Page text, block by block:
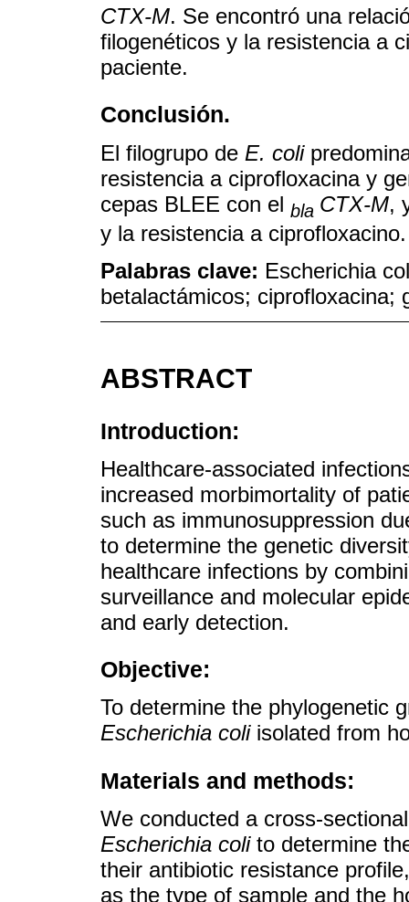
CTX-M. Se encontró una
filogenéticos y la resistencia a
paciente.
Conclusión.
El filogrupo de E. coli
resistencia a ciprofloxacina y
cepas BLEE con el bla CTX-M,
y la resistencia a ciprofloxacino.
Palabras clave: Escherichia
betalactámicos; ciprofloxacina;
ABSTRACT
Introduction:
Healthcare-associated
increased morbimortality of
such as immunosuppression
to determine the genetic
healthcare infections by
surveillance and molecular
and early detection.
Objective:
To determine the phylogenetic
Escherichia coliisolated from
Materials and methods:
We conducted a cross-
Escherichia colito determine
their antibiotic resistance
as the type of sample and the